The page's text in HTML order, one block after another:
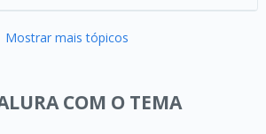
Mostrar mais tópicos
COM O TEMA